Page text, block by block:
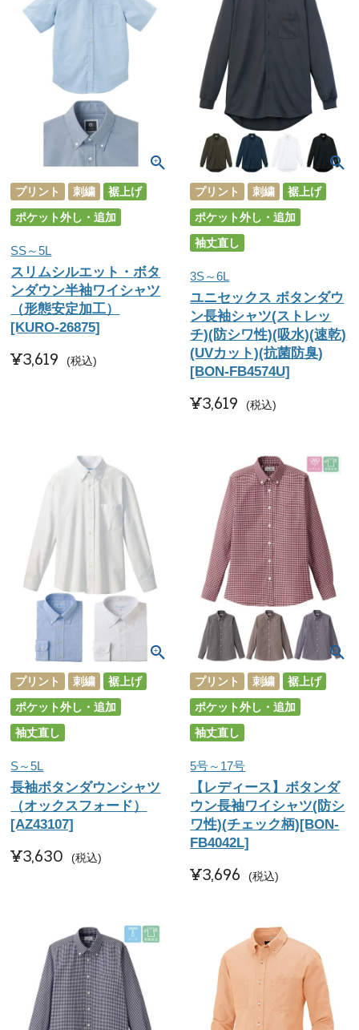
プリント 刺繍
裾上げ
ポケット外し・追加
SS～5L
スリムシルエット・ボタ
ンダウン半袖ワイシャツ
（形態安定加工）
[KURO-26875]
¥3,619 税込
プリント 刺繍
裾上げ
ポケット外し・追加
袖丈直し
3S～6L
ユニセックス ボタンダウ
ン長袖シャツ(ストレッ
チ)(防シワ性)(吸水)(速乾)
(UVカット)(抗菌防臭)
[BON-FB4574U]
¥3,619 税込
プリント 刺繍
裾上げ
ポケット外し・追加
袖丈直し
S～5L
長袖ボタンダウンシャツ
（オックスフォード）
[AZ43107]
¥3,630 税込
プリント 刺繍
裾上げ
ポケット外し・追加
袖丈直し
5号～17号
【レディース】ボタンダ
ウン長袖ワイシャツ(防シ
ワ性)(チェック柄)[BON-
FB4042L]
¥3,696 税込